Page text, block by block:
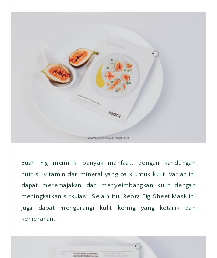
Buah Fig memiliki banyak manfaat, dengan kandungan
nutrisi, vitamin dan mineral yang baik untuk kulit. Varian ini
dapat meremajakan dan menyeimbangkan kulit dengan
meningkatkan sirkulasi. Selain itu, Reora Fig Sheet Mask ini
juga dapat mengurangi kulit kering yang ketarik dan
kemerahan.